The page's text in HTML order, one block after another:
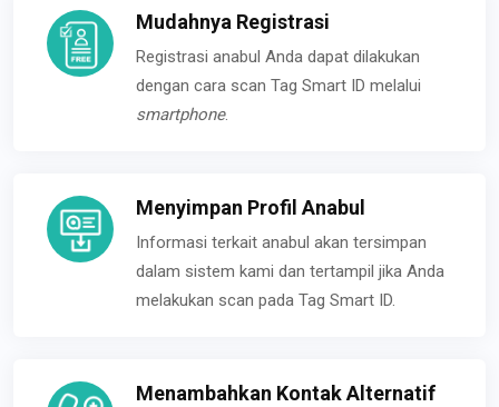
Mudahnya Registrasi
Registrasi anabul Anda dapat dilakukan
dengan cara scan Tag Smart ID melalui
smartphone.
Menyimpan Profil Anabul
Informasi terkait anabul akan tersimpan
dalam sistem kami dan tertampil jika Anda
melakukan scan pada Tag Smart ID.
Menambahkan Kontak Alternatif